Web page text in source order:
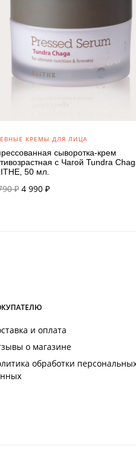
КРЕМЫ ДЛЯ ЛИЦА
сыворотка-крем
с Чагой Tundra
50 мл.
₽ Первоначальная
4 990 ₽Текущая
и оплата
о магазине
обработки